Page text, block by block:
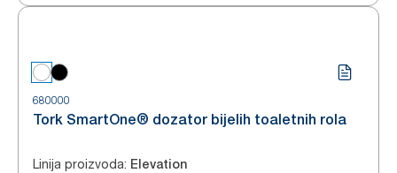
680000
Tork SmartOne® dozator bijelih toaletnih rola
Linija proizvoda: Elevation